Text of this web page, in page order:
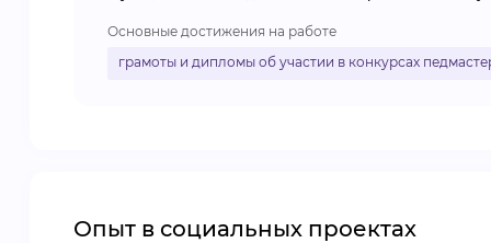
Основные достижения на работе
грамоты и дипломы об участии в конкурсах
Опыт в социальных проектах